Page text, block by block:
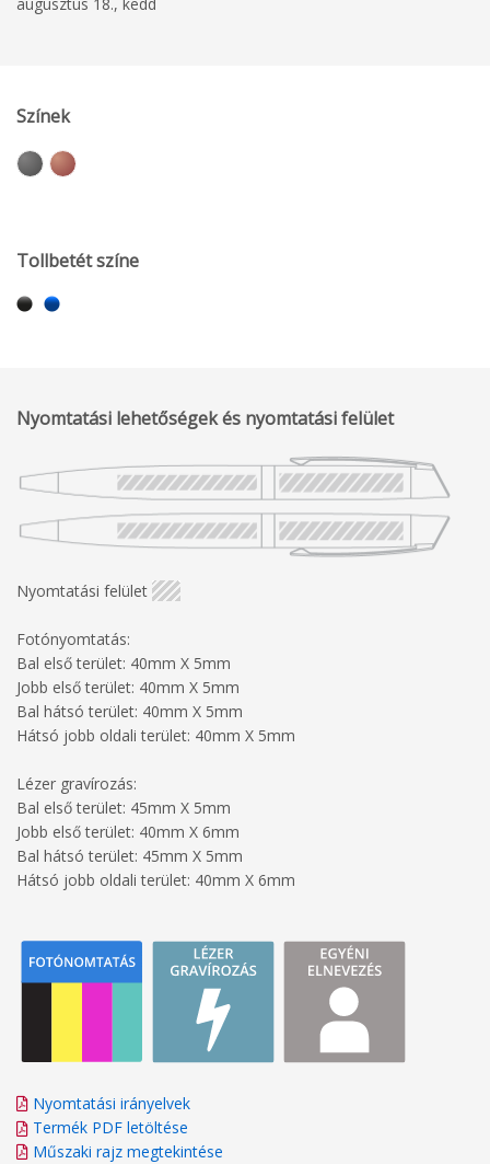
Színek
Tollbetét színe
Nyomtatási lehetőségek és nyomtatási felület
Nyomtatási felület
Fotónyomtatás:
Bal első terület: 40mm X 5mm
Jobb első terület: 40mm X 5mm
Bal hátsó terület: 40mm X 5mm
Hátsó jobb oldali terület: 40mm X 5mm
Lézer gravírozás:
Bal első terület: 45mm X 5mm
Jobb első terület: 40mm X 6mm
Bal hátsó terület: 45mm X 5mm
Hátsó jobb oldali terület: 40mm X 6mm
Nyomtatási irányelvek
Termék PDF letöltése
Műszaki rajz megtekintése